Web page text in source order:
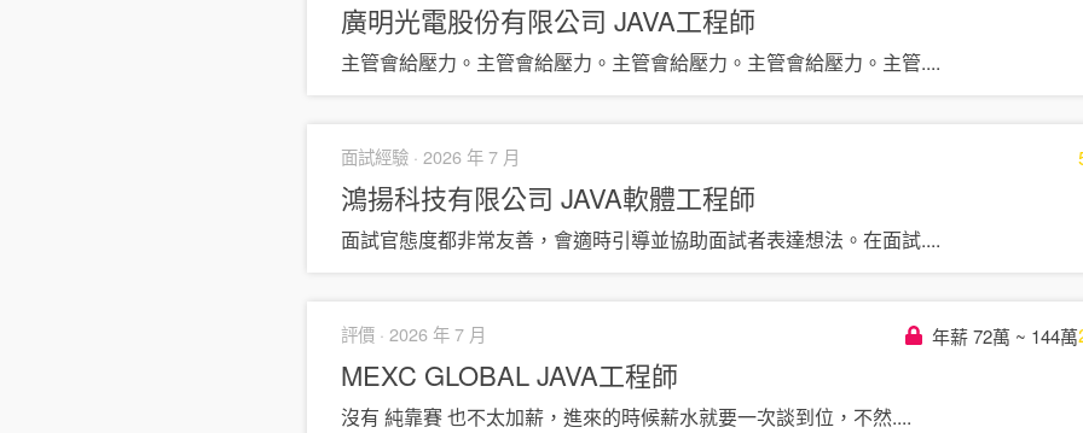
廣明光電股份有限公司 JAVA工程師
主管會給壓力。主管會給壓力。主管會給壓力。主管會給壓力。主管....
面試經驗 · 2026 年 7 月
鴻揚科技有限公司 JAVA軟體工程師
面試官態度都非常友善，會適時引導並協助面試者表達想法。在面試....
評價 · 2026 年 7 月 年薪 72萬 ~ 144萬
MEXC GLOBALJAVA工程師
沒有 純靠賽 也不太加薪，進來的時候薪水就要一次談到位，不然....